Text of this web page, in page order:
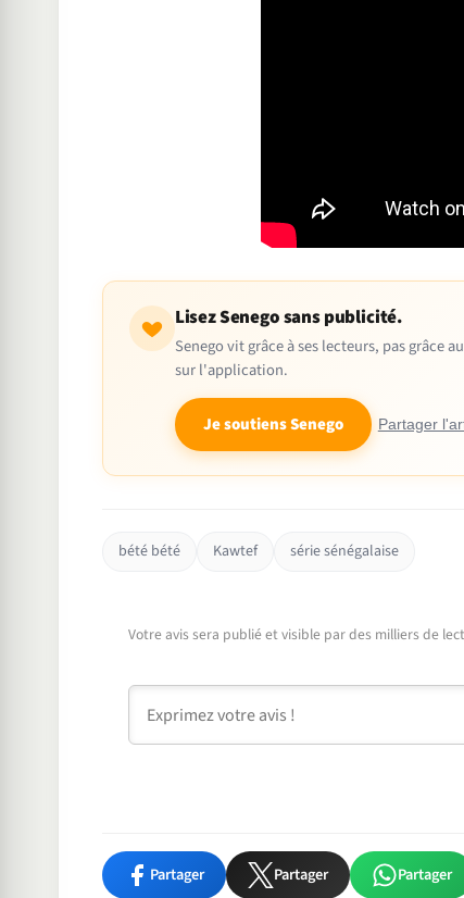
Lisez Senego sans publicité.
Senego vit grâce à ses lecteurs, pas grâce
sur l'application.
Je soutiens Senego Partager
bété bété Kawtef série sénégalaise
Votre avis sera publié et visible par des milliers de
Partager Partager Partager